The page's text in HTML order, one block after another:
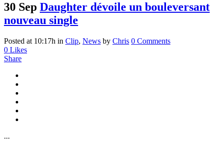
30 Sep Daughter dévoile un bouleversant
nouveau single
Posted at 10:17h in Clip, News by Chris 0 Comments
0 Likes
Share
...